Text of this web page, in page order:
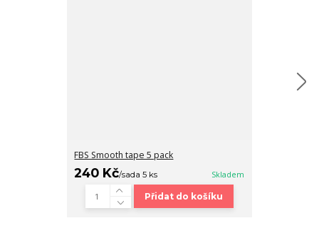
FBS Smooth tape 5 pack
240 Kč/sada 5 ks Skladem
Přidat do košíku